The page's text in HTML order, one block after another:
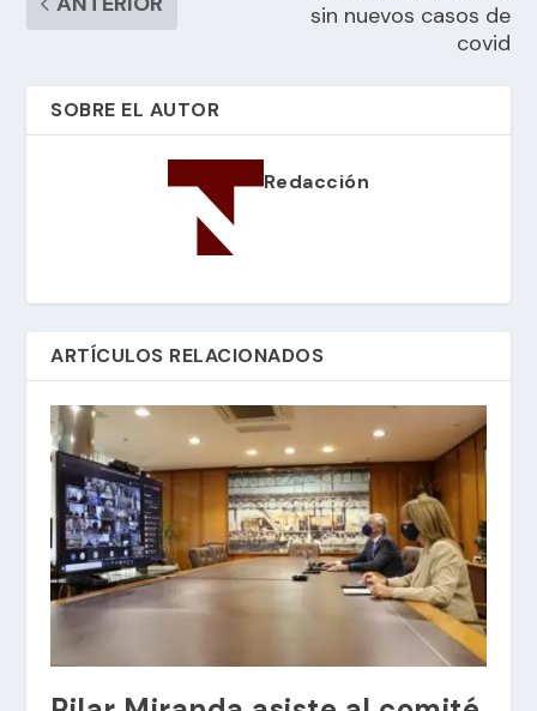
sin nuevos casos de
covid
SOBRE EL AUTOR
Redacción
ARTÍCULOS RELACIONADOS